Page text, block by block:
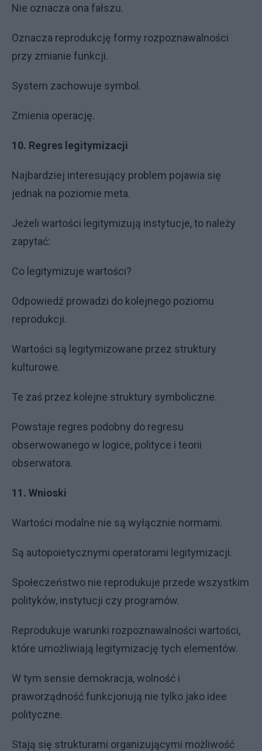
Nie oznacza ona fałszu.
Oznacza reprodukcję formy rozpoznawalności
przy zmianie funkcji.
System zachowuje symbol.
Zmienia operację.
10. Regres legitymizacji
Najbardziej interesujący problem pojawia się
jednak na poziomie meta.
Jeżeli wartości legitymizują instytucje, to należy
zapytać:
Co legitymizuje wartości?
Odpowiedź prowadzi do kolejnego poziomu
reprodukcji.
Wartości są legitymizowane przez struktury
kulturowe.
Te zaś przez kolejne struktury symboliczne.
Powstaje regres podobny do regresu
obserwowanego w logice, polityce i teorii
obserwatora.
11. Wnioski
Wartości modalne nie są wyłącznie normami.
Są autopoietycznymi operatorami legitymizacji.
Społeczeństwo nie reprodukuje przede wszystkim
polityków, instytucji czy programów.
Reprodukuje warunki rozpoznawalności wartości,
które umożliwiają legitymizację tych elementów.
W tym sensie demokracja, wolność i
praworządność funkcjonują nie tylko jako idee
polityczne.
Stają się strukturami organizującymi możliwość